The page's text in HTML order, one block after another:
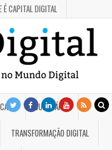
É CAPITAL DIGITAL
JUDICIÁRIO
TRANSFORMAÇÃO DIGITAL